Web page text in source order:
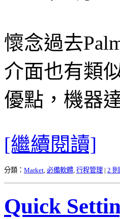
懷念過去
介面也有類
優點，機器
[繼續閱讀]
分類： Market, 必備軟體, 行程管理 | 2
Quick